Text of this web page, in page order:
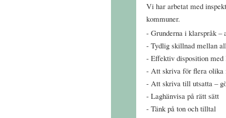
Vi har arbetat med
kommuner.
Grunderna i klarspråk –
Tydlig skillnad mellan
Effektiv disposition med
Att skriva för flera olika
Att skriva till utsatta –
Laghänvisa på rätt sätt
Tänk på ton och tilltal